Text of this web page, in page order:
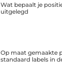
Wat bepaalt je
uitgelegd
Op maat gemaakte
standaard labels in